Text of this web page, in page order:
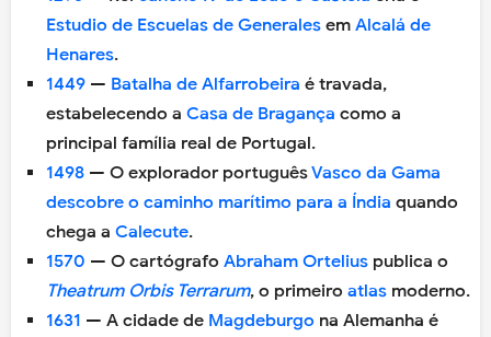
Estudio de Escuelas de Generales em Alcalá de
Henares.
1449 — Batalha de Alfarrobeira é travada,
estabelecendo a Casa de Bragança como a
principal família real de Portugal.
1498 — O explorador portuguêsVasco da Gama
descobre o caminho marítimo para a Índia quando
chega a Calecute.
1570 — O cartógrafo Abraham Ortelius publica o
Theatrum Orbis Terrarum, o primeiro atlas moderno.
1631 — A cidade de Magdeburgo na Alemanha é